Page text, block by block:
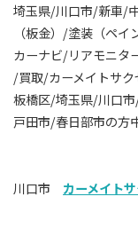
埼玉県/川口市/新車/
（板金）/塗装（ペ
カーナビ/リアモニタ
/買取/カーメイトサ
板橋区/埼玉県/川口
戸田市/春日部市の方
川口市 カーメイト